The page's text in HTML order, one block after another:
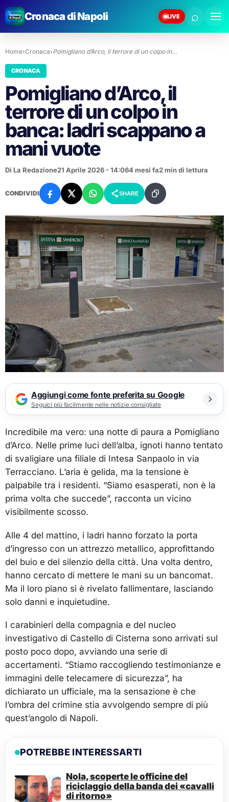
Cronaca di Napoli LIVE ⌕
Home›Cronaca›Pomigliano d’Arco, il terrore di un colpo in…
CRONACA
Pomigliano d’Arco, il
terrore di un colpo in
banca: ladri scappano a
mani vuote
Di La Redazione21 Aprile 2026 - 14:064 mesi fa2 min di lettura
CONDIVIDI SHARE
Aggiungi come fonte preferita su Google
Seguici più facilmente nelle notizie consigliate
Incredibile ma vero: una notte di paura a Pomigliano
d’Arco. Nelle prime luci dell’alba, ignoti hanno tentato
di svaligiare una filiale di Intesa Sanpaolo in via
Terracciano. L’aria è gelida, ma la tensione è
palpabile tra i residenti. “Siamo esasperati, non è la
prima volta che succede”, racconta un vicino
visibilmente scosso.
Alle 4 del mattino, i ladri hanno forzato la porta
d’ingresso con un attrezzo metallico, approfittando
del buio e del silenzio della città. Una volta dentro,
hanno cercato di mettere le mani su un bancomat.
Ma il loro piano si è rivelato fallimentare, lasciando
solo danni e inquietudine.
I carabinieri della compagnia e del nucleo
investigativo di Castello di Cisterna sono arrivati sul
posto poco dopo, avviando una serie di
accertamenti. “Stiamo raccogliendo testimonianze e
immagini delle telecamere di sicurezza”, ha
dichiarato un ufficiale, ma la sensazione è che
l’ombra del crimine stia avvolgendo sempre di più
quest’angolo di Napoli.
POTREBBE INTERESSARTI
Nola, scoperte le officine del
riciclaggio della banda dei «cavalli
di ritorno»